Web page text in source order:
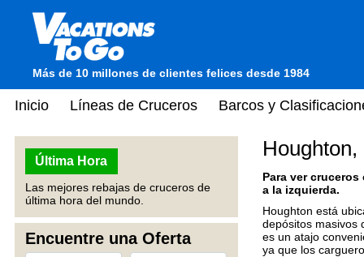
Más de 10 millones de clientes felices desde 1984
Inicio Líneas de Cruceros Barcos y
Última Hora
Las mejores rebajas de cruceros de
última hora del mundo.
Encuentre una Oferta
Para ver
a la izquierda.
Houghton está
depósitos masivos
es un atajo
ya que los